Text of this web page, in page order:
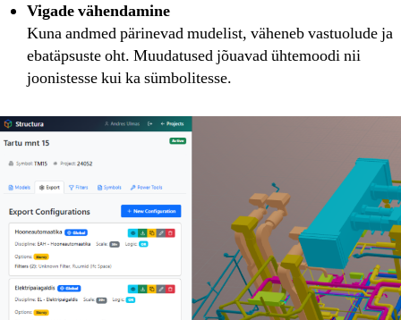
Vigade vähendamine
Kuna andmed pärinevad mudelist, väheneb vastuolude ja
ebatäpsuste oht. Muudatused jõuavad ühtemoodi nii
joonistesse kui ka sümbolitesse.